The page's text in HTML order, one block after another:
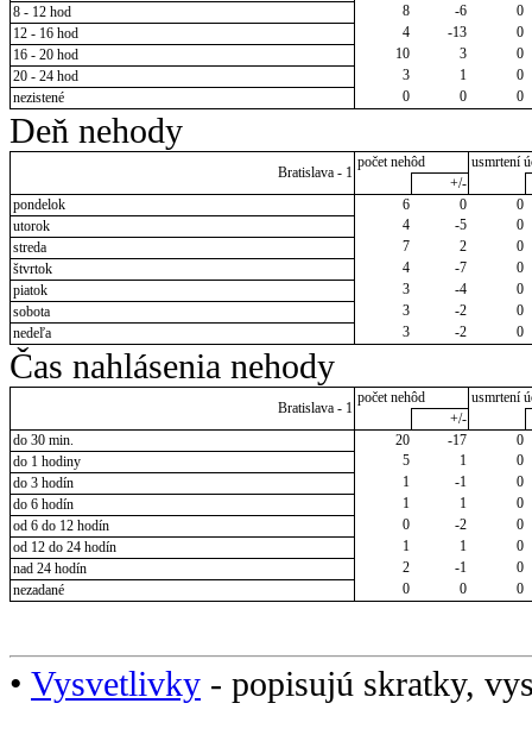
8 - 12 hod
8 -6
0
12 - 16 hod
4 -13
0
16 - 20 hod
10 3
0
20 - 24 hod
3 1
0
nezistené
0 0 0
Deň nehody
Bratislava - 1
počet nehôd
usmrtení
+/-
pondelok
6 0
0
utorok
4 -5
0
streda
7 2
0
štvrtok
4 -7
0
piatok
3 -4
0
sobota
3 -2
0
nedeľa
3 -2 0
Čas nahlásenia nehody
Bratislava - 1
počet nehôd
usmrtení
+/-
do 30 min.
20 -17
0
do 1 hodiny
5 1
0
do 3 hodín
1 -1
0
do 6 hodín
1 1
0
od 6 do 12 hodín
0 -2
0
od 12 do 24 hodín
1 1
0
nad 24 hodín
2 -1
0
nezadané
0 0 0
• Vysvetlivky - popisujú skratky,